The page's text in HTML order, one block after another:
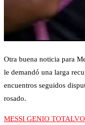
Otra buena noticia para
le demandó una larga
encuentros seguidos
rosado.
MESSI GENIO TOTAL